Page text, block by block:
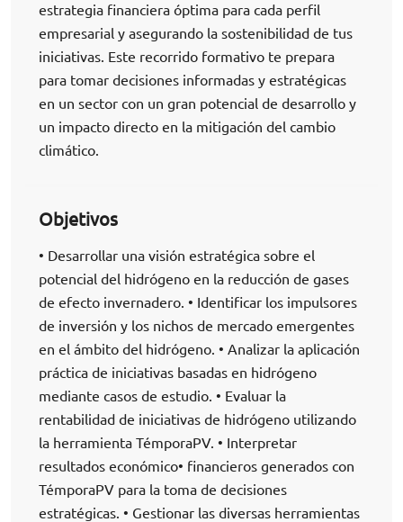
estrategia financiera óptima para cada perfil
empresarial y asegurando la sostenibilidad de tus
iniciativas. Este recorrido formativo te prepara
para tomar decisiones informadas y estratégicas
en un sector con un gran potencial de desarrollo y
un impacto directo en la mitigación del cambio
climático.
Objetivos
• Desarrollar una visión estratégica sobre el
potencial del hidrógeno en la reducción de gases
de efecto invernadero. • Identificar los impulsores
de inversión y los nichos de mercado emergentes
en el ámbito del hidrógeno. • Analizar la aplicación
práctica de iniciativas basadas en hidrógeno
mediante casos de estudio. • Evaluar la
rentabilidad de iniciativas de hidrógeno utilizando
la herramienta TémporaPV. • Interpretar
resultados económico• financieros generados con
TémporaPV para la toma de decisiones
estratégicas. • Gestionar las diversas herramientas